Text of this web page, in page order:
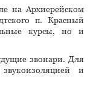
на Архиерейском
п. Красный
курсы, но и
звонари. Для
и